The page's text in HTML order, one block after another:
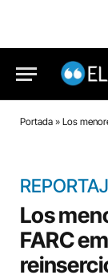
Portada » Los menores
Los
FARC